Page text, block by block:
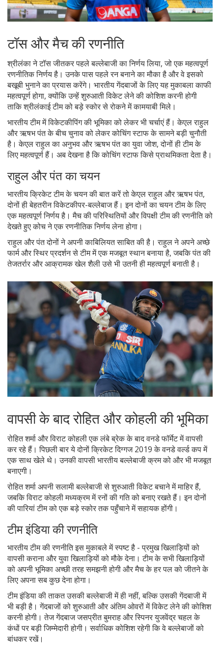
टॉस और मैच की रणनीति
श्रीलंका ने टॉस जीतकर पहले बल्लेबाजी का निर्णय लिया, जो एक महत्वपूर्ण
रणनीतिक निर्णय है। उनके पास पहले रन बनाने का मौका है और वे इसको
बखूबी भुनाने का प्रयास करेंगे। भारतीय गेंदबाजों के लिए यह मुकाबला काफी
महत्वपूर्ण होगा, क्योंकि उन्हें शुरुआती विकेट लेने की कोशिश करनी होगी
ताकि श्रीलंकाई टीम को बड़े स्कोर से रोकने में कामयाबी मिले।
भारतीय टीम में विकेटकीपिंग की भूमिका को लेकर भी चर्चाएं हैं। केएल राहुल
और ऋषभ पंत के बीच चुनाव को लेकर कोचिंग स्टाफ के सामने बड़ी चुनौती
है। केएल राहुल का अनुभव और ऋषभ पंत का युवा जोश, दोनों ही टीम के
लिए महत्वपूर्ण हैं। अब देखना है कि कोचिंग स्टाफ किसे प्राथमिकता देता है।
राहुल और पंत का चयन
भारतीय क्रिकेट टीम के चयन की बात करें तो केएल राहुल और ऋषभ पंत,
दोनों ही बेहतरीन विकेटकीपर-बल्लेबाज हैं। इन दोनों का चयन टीम के लिए
एक महत्वपूर्ण निर्णय है। मैच की परिस्थितियों और विपक्षी टीम की रणनीति को
देखते हुए कोच ने एक रणनीतिक निर्णय लेना होगा।
राहुल और पंत दोनों ने अपनी काबिलियत साबित की है। राहुल ने अपने अच्छे
फार्म और स्थिर प्रदर्शन से टीम में एक मजबूत स्थान बनाया है, जबकि पंत की
तेजतर्रार और आक्रामक खेल शैली उसे भी उतनी ही महत्वपूर्ण बनाती है।
वापसी के बाद रोहित और कोहली की भूमिका
रोहित शर्मा और विराट कोहली एक लंबे ब्रेक के बाद वनडे फॉर्मेट में वापसी
कर रहे हैं। पिछली बार ये दोनों क्रिकेट दिग्गज 2019 के वनडे वर्ल्ड कप में
एक साथ खेले थे। उनकी वापसी भारतीय बल्लेबाजी क्रम को और भी मजबूत
बनाएगी।
रोहित शर्मा अपनी सलामी बल्लेबाजी से शुरुआती विकेट बचाने में माहिर हैं,
जबकि विराट कोहली मध्यक्रम में रनों की गति को बनाए रखते हैं। इन दोनों
की पारियां टीम को एक बड़े स्कोर तक पहुँचाने में सहायक होंगी।
टीम इंडिया की रणनीति
भारतीय टीम की रणनीति इस मुकाबले में स्पष्ट है - प्रमुख खिलाड़ियों को
वापसी कराना और युवा खिलाड़ियों को मौके देना। टीम के सभी खिलाड़ियों
को अपनी भूमिका अच्छी तरह समझनी होगी और मैच के हर पल को जीतने के
लिए अपना सब कुछ देना होगा।
टीम इंडिया की ताकत उसकी बल्लेबाजी में ही नहीं, बल्कि उसकी गेंदबाजी में
भी बड़ी है। गेंदबाजों को शुरुआती और अंतिम ओवरों में विकेट लेने की कोशिश
करनी होगी। तेज गेंदबाज जसप्रीत बुमराह और स्पिनर युजवेंद्र चहल के
कंधों पर बड़ी जिम्मेदारी होगी। सर्वाधिक कोशिश रहेगी कि वे बल्लेबाजों को
बांधकर रखें।